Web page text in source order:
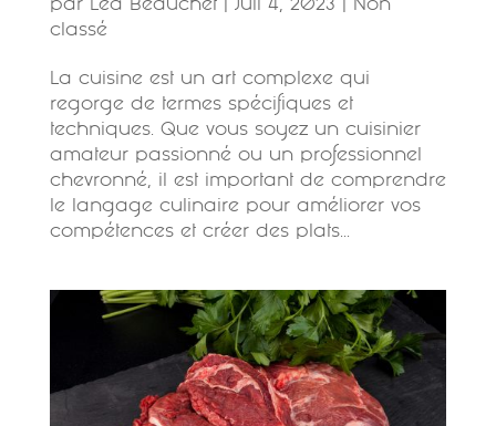
classé
La cuisine est un art complexe qui
regorge de termes spécifiques et
techniques. Que vous soyez un cuisinier
amateur passionné ou un professionnel
chevronné, il est important de comprendre
le langage culinaire pour améliorer vos
compétences et créer des plats...